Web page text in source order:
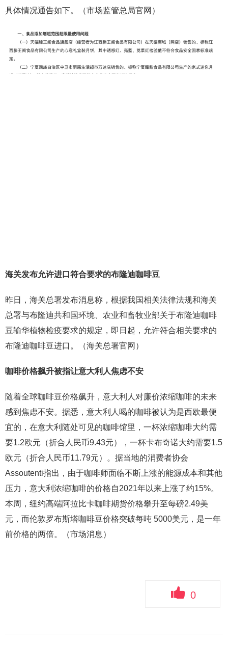
具体情况通告如下。（市场监管总局官网）
海关发布允许进口符合要求的布隆迪咖啡豆
昨日，海关总署发布消息称，根据我国相关法律法规和海关
总署与布隆迪共和国环境、农业和畜牧业部关于布隆迪咖啡
豆输华植物检疫要求的规定，即日起，允许符合相关要求的
布隆迪咖啡豆进口。（海关总署官网）
咖啡价格飙升被指让意大利人焦虑不安
随着全球咖啡豆价格飙升，意大利人对廉价浓缩咖啡的未来
感到焦虑不安。据悉，意大利人喝的咖啡被认为是西欧最便
宜的，在意大利随处可见的咖啡馆里，一杯浓缩咖啡大约需
要1.2欧元（折合人民币9.43元），一杯卡布奇诺大约需要1.5
欧元（折合人民币11.79元）。据当地的消费者协会
Assoutenti指出，由于咖啡师面临不断上涨的能源成本和其他
压力，意大利浓缩咖啡的价格自2021年以来上涨了约15%。
本周，纽约高端阿拉比卡咖啡期货价格攀升至每磅2.49美
元，而伦敦罗布斯塔咖啡豆价格突破每吨 5000美元，是一年
前价格的两倍。（市场消息）
0